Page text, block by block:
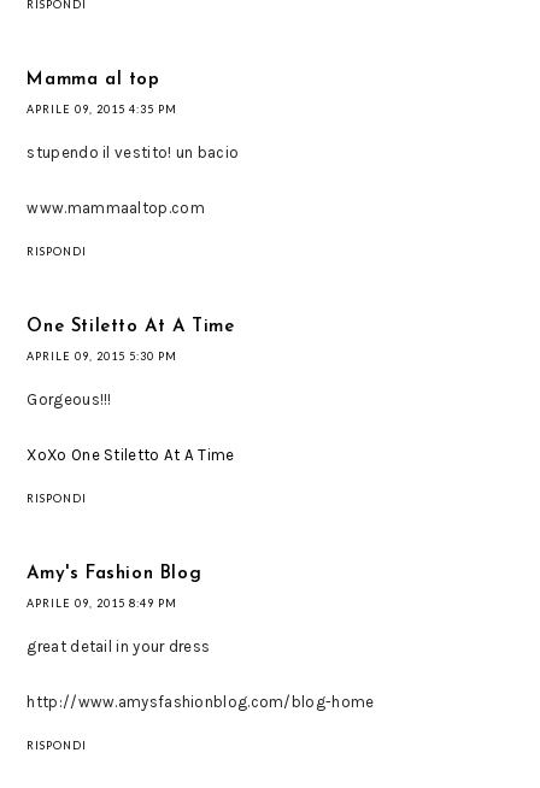
RISPONDI
Mamma al top
APRILE 09, 2015 4:35 PM
stupendo il vestito! un bacio
www.mammaaltop.com
RISPONDI
One Stiletto At A Time
APRILE 09, 2015 5:30 PM
Gorgeous!!!
XoXo One Stiletto At A Time
RISPONDI
Amy's Fashion Blog
APRILE 09, 2015 8:49 PM
great detail in your dress
http://www.amysfashionblog.com/blog-home
RISPONDI